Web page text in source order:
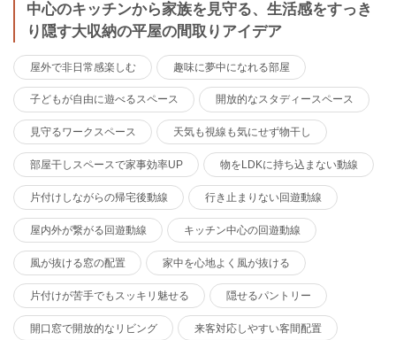
中心のキッチンから家族を見守る、生活感をすっき
り隠す大収納の平屋の間取りアイデア
屋外で非日常感楽しむ 趣味に夢中になれる部屋
子どもが自由に遊べるスペース 開放的なスタディースペース
見守るワークスペース 天気も視線も気にせず物干し
部屋干しスペースで家事効率UP 物をLDKに持ち込まない動線
片付けしながらの帰宅後動線 行き止まりない回遊動線
屋内外が繋がる回遊動線 キッチン中心の回遊動線
風が抜ける窓の配置 家中を心地よく風が抜ける
片付けが苦手でもスッキリ魅せる 隠せるパントリー
開口窓で開放的なリビング 来客対応しやすい客間配置